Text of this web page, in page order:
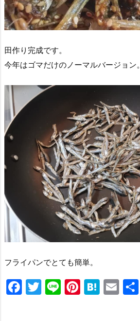
田作り完成です。
今年はゴマだけのノーマルバージョン。
フライパンでとても簡単。
F
T
Li Pi H
E